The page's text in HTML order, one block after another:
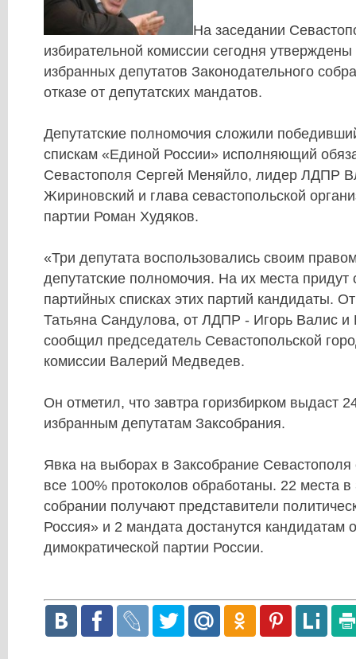
На заседании
избирательной комиссии сегодня
избранных депутатов Законодательного
отказе от депутатских мандатов.
Депутатские полномочия сложили
спискам «Единой России» исполняющий
Севастополя Сергей Меняйло, лидер ЛДПР
Жириновский и глава севастопольской
партии Роман Худяков.
«Три депутата воспользовались своим
депутатские полномочия. На их места
партийных списках этих партий кандидаты.
Татьяна Сандулова, от ЛДПР - Игорь Валис
сообщил председатель Севастопольской
комиссии Валерий Медведев.
Он отметил, что завтра горизбирком выдаст
избранным депутатам Заксобрания.
Явка на выборах в Заксобрание Севастополя
все 100% протоколов обработаны. 22 места
собрании получают представители
Россия» и 2 мандата достанутся кандидатам
димократической партии России.